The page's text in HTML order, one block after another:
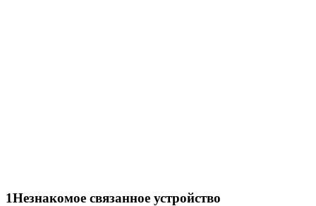
1Незнакомое связанное устройство